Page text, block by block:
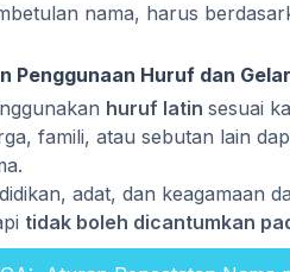
nama, harus
Penggunaan Huruf dan Gelar
huruf latin sesuai
famili, atau sebutan lain
adat, dan keagamaan
tidak boleh dicantumkan